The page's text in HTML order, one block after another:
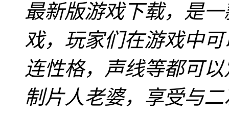
最新版游戏下载，是
戏，玩家们在游戏中
连性格，声线等都可
制片人老婆，享受与